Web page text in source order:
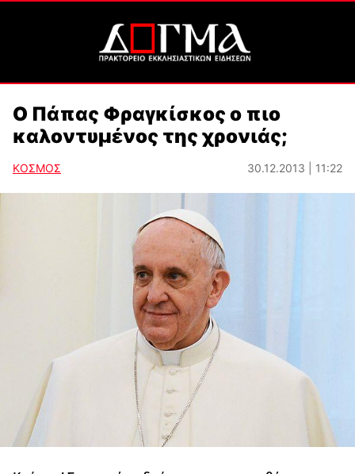
Ο Πάπας Φραγκίσκος ο πιο
καλοντυμένος της χρονιάς;
ΚΟΣΜΟΣ 30.12.2013 | 11:22